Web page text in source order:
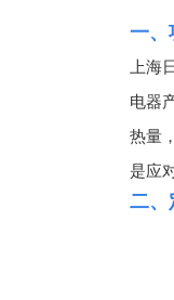
一、
上海
电器
热量
是应
二